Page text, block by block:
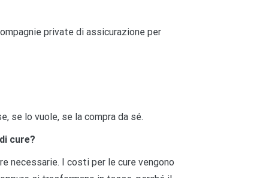
private di assicurazione per
se lo vuole, se la compra da sé.
cure?
necessarie. I costi per le cure vengono